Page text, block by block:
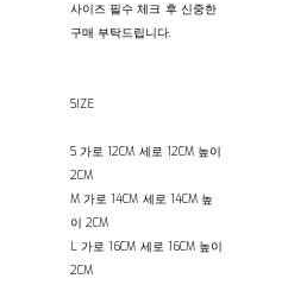
사이즈 필수 체크 후 신중한
구매 부탁드립니다.
SIZE
S 가로 12CM 세로 12CM 높이
2CM
M 가로 14CM 세로 14CM 높
이 2CM
L 가로 16CM 세로 16CM 높이
2CM